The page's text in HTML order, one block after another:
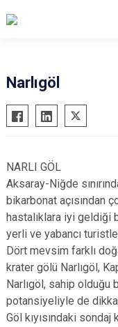
Ağaçören
Eskil
Güzelyurt
Ortaköy
Sarıyahşi
Sultanhanı
Narlıgöl
NARLI GÖL
Aksaray-Niğde
bikarbonat açısından
hastalıklara iyi geldiği
yerli ve yabancı
Dört mevsim farklı
krater gölü Narlıgöl,
Narlıgöl, sahip
potansiyeliyle de
Göl kıyısındaki